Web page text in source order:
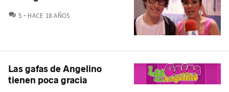
5 COMENTARIOS
HACE 18 AÑOS
Las gafas de Angelino
tienen poca gracia